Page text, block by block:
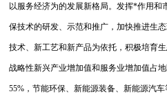
以服务经济为的发展新格局。发挥*作用和
保技术的研发、示范和推广，加快推进生
技术、新工艺和新产品为依托，积极培育
战略性新兴产业增加值和服务业增加值占
55%，节能环保、新能源装备、新能源汽